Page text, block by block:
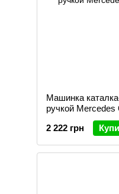
Машинка
ручкой
2 222 грн